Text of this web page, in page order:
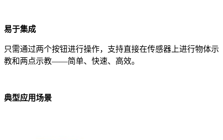
易于集成
只需通过两个按钮进行操作，支持直接在传感器上进行物体示
教和两点示教——简单、快速、高效。
典型应用场景